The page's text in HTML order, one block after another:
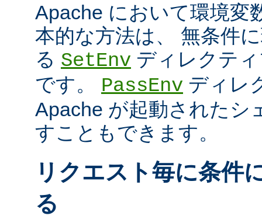
Apache において環境変
本的な方法は、 無条件
る SetEnv ディレクテ
です。 PassEnv ディレ
Apache が起動されたシ
すこともできます。
リクエスト毎に条件
る